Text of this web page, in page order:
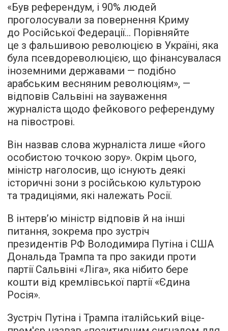
«Був референдум, і 90% людей
проголосували за повернення Криму
до Російської Федерації… Порівняйте
це з фальшивою революцією в Україні, яка
була псевдореволюцією, що фінансувалася
іноземними державами — подібно
арабським весняним революціям», —
відповів Сальвіні на зауваження
журналіста щодо фейкового референдуму
на півострові.
Він назвав слова журналіста лише «його
особистою точкою зору». Окрім цього,
міністр наголосив, що існують деякі
історичні зони з російською культурою
та традиціями, які належать Росії.
В інтерв’ю міністр відповів й на інші
питання, зокрема про зустріч
президентів РФ Володимира Путіна і США
Дональда Трампа та про закиди проти
партії Сальвіні «Ліга», яка нібито бере
кошти від кремлівської партії «Єдина
Росія».
Зустріч Путіна і Трампа італійський віце-